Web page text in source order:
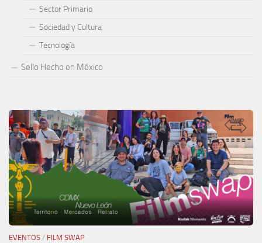
Sector Primario
Sociedad y Cultura
Tecnología
Sello Hecho en México
EVENTOS / FILM SWAP